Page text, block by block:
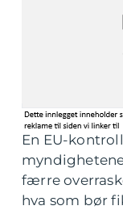
En EU-
færre
hva som bør